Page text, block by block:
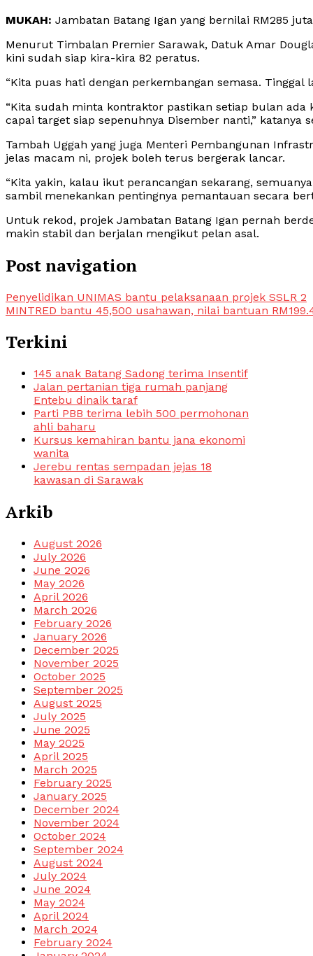
MUKAH: Jambatan Batang Igan yang bernilai RM285
Menurut Timbalan Premier Sarawak, Datuk Amar
kini sudah siap kira-kira 82 peratus.
“Kita puas hati dengan perkembangan semasa.
“Kita sudah minta kontraktor pastikan setiap bulan
capai target siap sepenuhnya Disember nanti,”
Tambah Uggah yang juga Menteri Pembangunan
jelas macam ni, projek boleh terus bergerak lancar.
“Kita yakin, kalau ikut perancangan sekarang,
sambil menekankan pentingnya pemantauan secara
Untuk rekod, projek Jambatan Batang Igan pernah
makin stabil dan berjalan mengikut pelan asal.
Post navigation
Penyelidikan UNIMAS bantu pelaksanaan projek SSLR 2
MINTRED bantu 45,500 usahawan, nilai bantuan
Terkini
145 anak Batang Sadong terima Insentif
Jalan pertanian tiga rumah panjang
Entebu dinaik taraf
Parti PBB terima lebih 500 permohonan
ahli baharu
Kursus kemahiran bantu jana ekonomi
wanita
Jerebu rentas sempadan jejas 18
kawasan di Sarawak
Arkib
August 2026
July 2026
June 2026
May 2026
April 2026
March 2026
February 2026
January 2026
December 2025
November 2025
October 2025
September 2025
August 2025
July 2025
June 2025
May 2025
April 2025
March 2025
February 2025
January 2025
December 2024
November 2024
October 2024
September 2024
August 2024
July 2024
June 2024
May 2024
April 2024
March 2024
February 2024